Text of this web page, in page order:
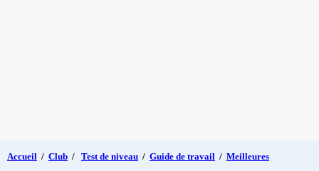
Accueil / Club / Test de niveau / Guide de travail / Meilleures